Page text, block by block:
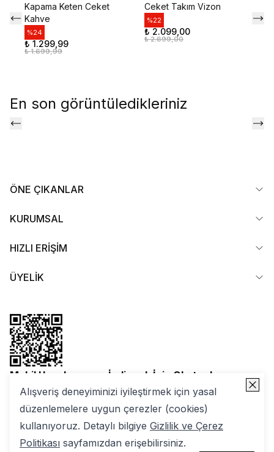
Alışveriş deneyiminizi iyileştirmek için yasal
düzenlemelere uygun çerezler (cookies)
kullanıyoruz. Detaylı bilgiye Gizlilik ve Çerez
Politikası sayfamızdan erişebilirsiniz.
Kapama Keten Ceket
Kahve
%24
₺ 1.299,99
₺ 1.699,99
Ceket Takım Vizon
%22
₺ 2.099,00
₺ 2.699,00
En son görüntüledikleriniz
ÖNE ÇIKANLAR
KURUMSAL
HIZLI ERİŞİM
ÜYELİK
Mobil Uygulamamızı İndirmek İçin Okutun!